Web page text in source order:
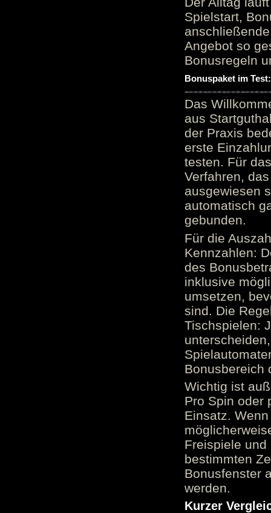
Spielstart,
Angebot so
Bonusregeln
Bonuspaket im
Das
aus
der Praxis
erste
testen. Für
Verfahren,
ausgewiesen
automatisch
gebunden.
Für die
Kennzahlen:
des
inklusive
umsetzen,
sind. Die
Tischspielen:
Bonusbereich
Wichtig ist
Pro Spin oder
Einsatz.
Freispiele
bestimmten
Bonusfenster
werden.
Kurzer